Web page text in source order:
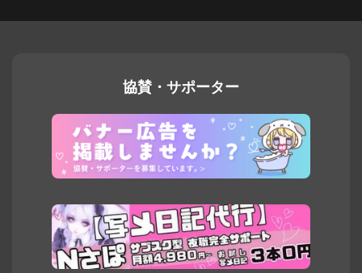
協賛・サポーター